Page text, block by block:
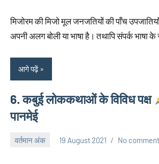
मिजोरम की मिजो मूल जनजतियों की पाँच
अपनी अलग बोली या भाषा है। तथापि संपर्क भाषा
आगे पढ़ें
6. कबुई लोककथाओं के विविध पक्ष
पानमेई
वर्तमान अंक 19 August 2021 No